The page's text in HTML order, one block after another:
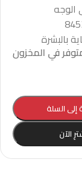
الوجه
بالبشرة
في المخزون
إلى السلة
الآن